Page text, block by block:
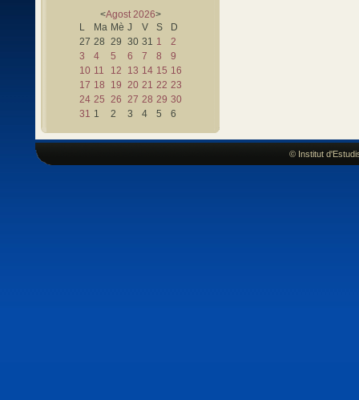
<Agost 2026>
L
Ma Mè J V S
D
27 28 29 30 31 1
2
3
4 5 6 7 8
9
10 11 12 13 14 15 16
17 18 19 20 21 22 23
24 25 26 27 28 29 30
31 1 2 3 4 5 6
© Institut